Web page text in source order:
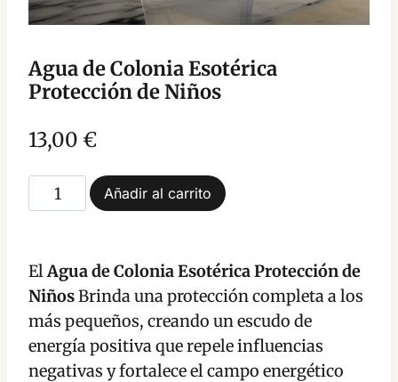
Agua de Colonia Esotérica
Protección de Niños
13,00 €
ElAgua de Colonia Esotérica Protección de
NiñosBrinda una protección completa a los
más pequeños, creando un escudo de
energía positiva que repele influencias
negativas y fortalece el campo energético
Agua
de
Esotérica
Protección
Niños
cantidad
Añadir al carrito